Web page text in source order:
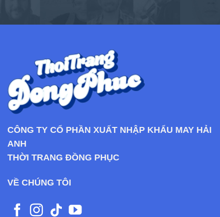
CÔNG TY CỔ PHẦN XUẤT NHẬP KHẨU MAY HẢI
ANH
THỜI TRANG ĐỒNG PHỤC
VỀ CHÚNG TÔI